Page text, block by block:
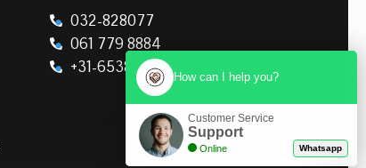
032-828077
061 779 8884
+31-653895326
How can I help you?
Customer Service
Support
Online Whatsapp